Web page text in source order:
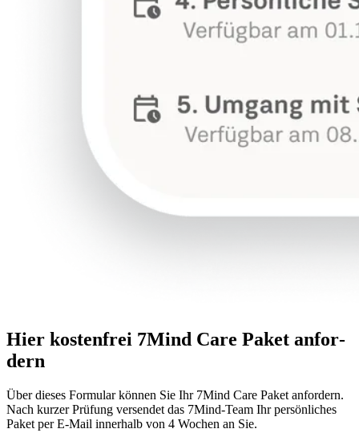
Hier kostenfrei 7Mind Care Paket anfor­
dern
Über dieses For­mu­lar können Sie Ihr 7Mind Care Paket anfor­dern.
Nach kurzer Prü­fung versendet das 7Mind-Team Ihr per­sön­li­ches
Paket per E-Mail innerhalb von 4 Wochen an Sie.